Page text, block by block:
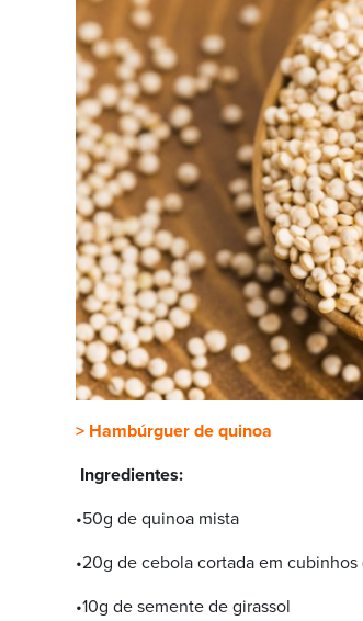
> Hambúrguer de quinoa
Ingredientes:
•50g de quinoa mista
•20g de cebola cortada em cubinhos
•10g de semente de girassol